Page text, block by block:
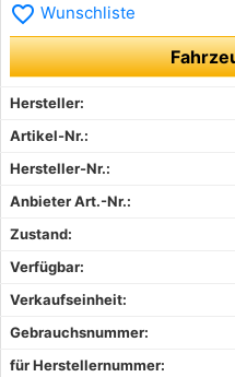
favorite_border Wunschliste
Hersteller:
Artikel-Nr.:
Hersteller-Nr.:
Anbieter Art.-Nr.:
Zustand:
Verfügbar:
Verkaufseinheit:
Gebrauchsnummer:
für Herstellernummer: